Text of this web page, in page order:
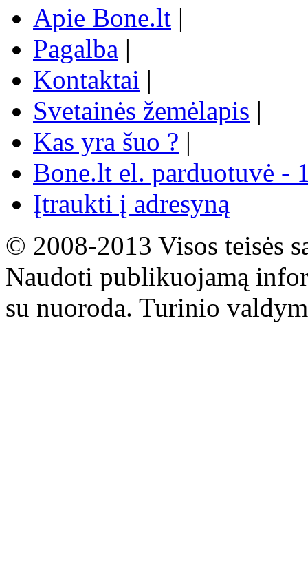
Apie Bone.lt |
Pagalba |
Kontaktai |
Svetainės žemėlapis |
Kas yra šuo ? |
Bone.lt el. parduotuvė -
Įtraukti į adresyną
© 2008-2013 Visos teisės
Naudoti publikuojamą
su nuoroda. Turinio